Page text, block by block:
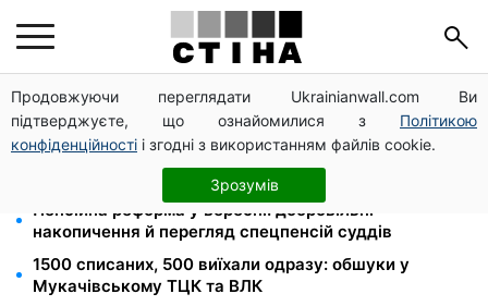
Продовжуючи переглядати Ukrainianwall.com Ви
підтверджуєте, що ознайомилися з Політикою
конфіденційності і згодні з використанням файлів cookie.
Зрозумів
Допомога людям з інвалідністю I-II групи: DRC,
Acted і NP реєструють просто вдома на Херсонщині
Працюєте повний день — отримуйте єЯсла: ПФУ
пояснив умови допомоги на дитину 1-3 роки
Пенсійна реформа у вересні: добровільні
накопичення й перегляд спецпенсій суддів
1500 списаних, 500 виїхали одразу: обшуки у
Мукачівському ТЦК та ВЛК